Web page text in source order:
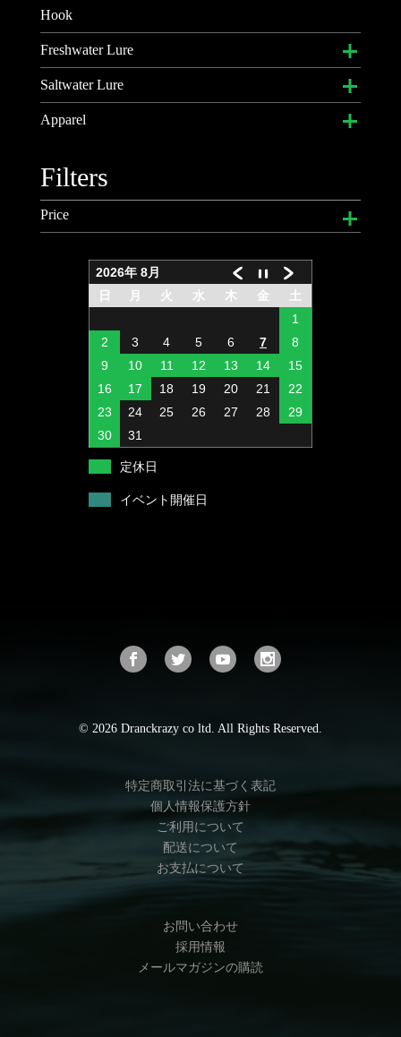
キーチェーン
ネックレス
リング
ペンダントトップ
トラベルロッド
ベイトロッド
スピニングロッド
アクセサリー
Hook
Freshwater Lure
クランクベイト
ジグヘッド
ソフトルアー
メタルバイブレーション
ラバージグ
バズベイト
アラバマリグ
ビッグベイト
トップウォーター
ペンシルベイト
Saltwater Lure
ジギング用メタルジグ
ビッグミノー
ペンシルベイト
ミノー
バーザム専用ルアー
ジグヘッド
ソフトルアー
Apparel
2015DK Tee
2016DK Tee Ver1
DK オリジナルカバー
Filters
Price
フィルター
価格:¥4,378—¥7,480
2026年 8月
日
月 火 水 木 金
土
1
2
3 4 5 6 7
8
9
10 11 12 13 14
15
16
17 18 19 20 21
22
23
24 25 26 27 28
29
30
31
定休日
イベント開催日
© 2026 Dranckrazy co ltd. All Rights Reserved.
特定商取引法に基づく表記
個人情報保護方針
ご利用について
配送について
お支払について
お問い合わせ
採用情報
メールマガジンの購読